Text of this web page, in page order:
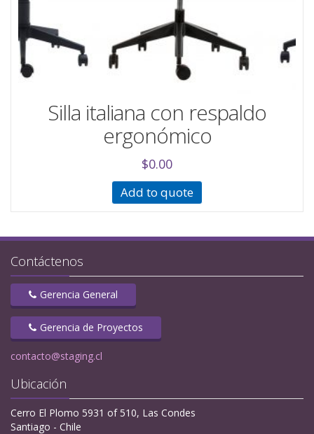
Silla italiana con respaldo
ergonómico
$0.00
Add to quote
Contáctenos
Gerencia General
Gerencia de Proyectos
contacto@staging.cl
Ubicación
Cerro El Plomo 5931 of 510, Las Condes
Santiago - Chile